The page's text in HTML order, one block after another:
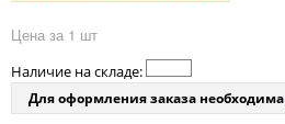
Цена за 1 шт
Наличие на складе:
Для оформления заказа необходима